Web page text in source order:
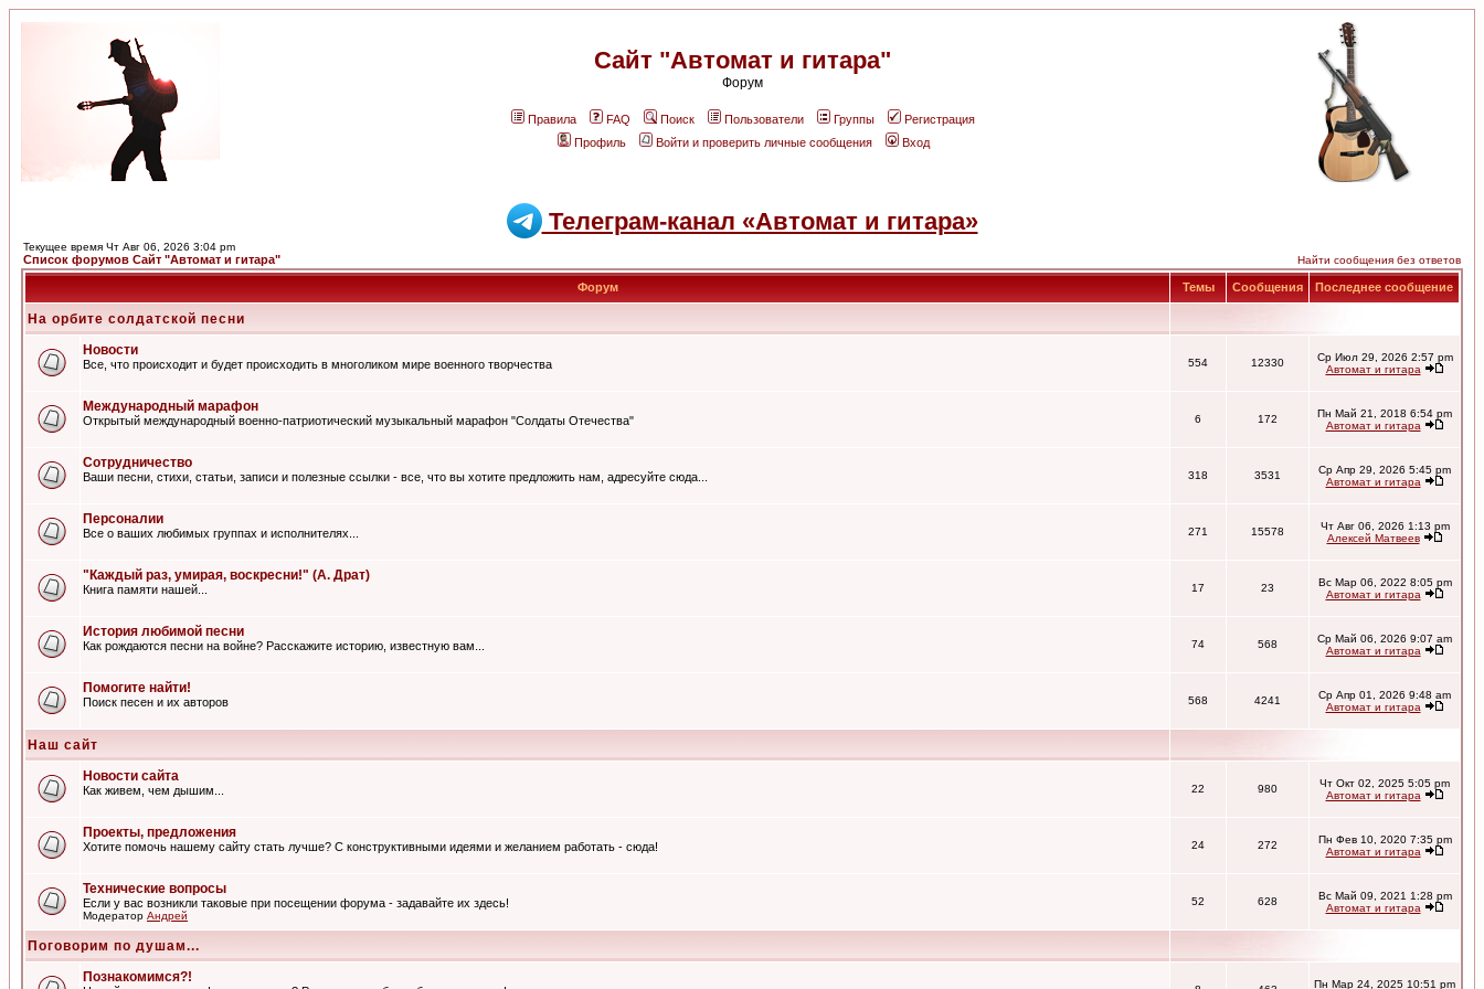
Сайт "Автомат и гитара"
Форум
Правила FAQ Поиск Пользователи Группы
Регистрация
Профиль
Войти и проверить личные сообщения Вход
Телеграм-канал «Автомат и гитара»
Текущее время Чт Авг 06, 2026 3:04 pm
Список форумов Сайт "Автомат и гитара" Найти сообщения без ответов
Форум Темы Сообщения Последнее сообщение
На орбите солдатской песни
Новости
Все, что происходит и будет происходить в многоликом мире военного творчества 554 12330
Ср Июл 29, 2026 2:57 pm
Автомат и гитара
Международный марафон
Открытый международный военно-патриотический музыкальный марафон "Солдаты Отечества" 6 172
Пн Май 21, 2018 6:54 pm
Автомат и гитара
Сотрудничество
Ваши песни, стихи, статьи, записи и полезные ссылки - все, что вы хотите предложить нам, адресуйте сюда... 318 3531
Ср Апр 29, 2026 5:45 pm
Автомат и гитара
Персоналии
Все о ваших любимых группах и исполнителях... 271 15578
Чт Авг 06, 2026 1:13 pm
Алексей Матвеев
"Каждый раз, умирая, воскресни!" (А. Драт)
Книга памяти нашей... 17 23
Вс Мар 06, 2022 8:05 pm
Автомат и гитара
История любимой песни
Как рождаются песни на войне? Расскажите историю, известную вам... 74 568
Ср Май 06, 2026 9:07 am
Автомат и гитара
Помогите найти!
Поиск песен и их авторов 568 4241
Ср Апр 01, 2026 9:48 am
Автомат и гитара
Наш сайт
Новости сайта
Как живем, чем дышим... 22 980
Чт Окт 02, 2025 5:05 pm
Автомат и гитара
Проекты, предложения
Хотите помочь нашему сайту стать лучше? С конструктивными идеями и желанием работать - сюда! 24 272
Пн Фев 10, 2020 7:35 pm
Автомат и гитара
Технические вопросы
Если у вас возникли таковые при посещении форума - задавайте их здесь!
Модератор Андрей
52 628
Вс Май 09, 2021 1:28 pm
Автомат и гитара
Поговорим по душам...
Познакомимся?!
Пн Мар 24, 2025 10:51 pm